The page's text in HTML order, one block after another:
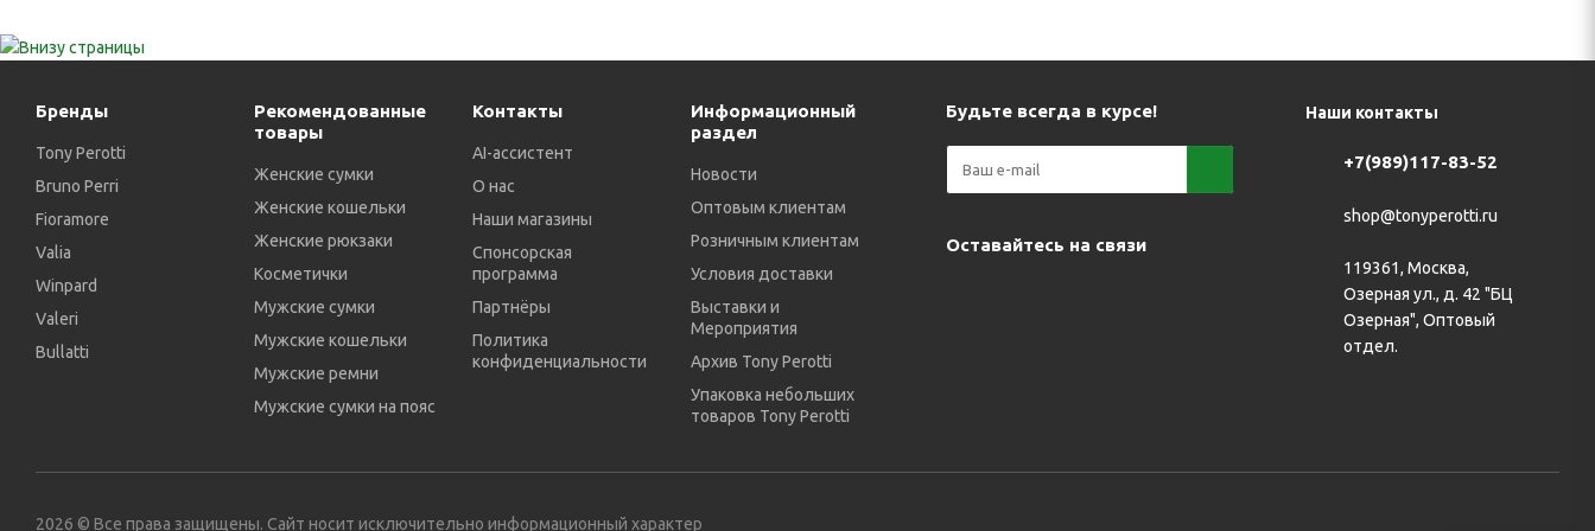
Бренды
Tony Perotti
Bruno Perri
Fioramore
Valia
Winpard
Valeri
Bullatti
Рекомендованные
товары
Женские сумки
Женские кошельки
Женские рюкзаки
Косметички
Мужские сумки
Мужские кошельки
Мужские ремни
Мужские сумки на пояс
Контакты
AI-ассистент
О нас
Наши магазины
Спонсорская
программа
Партнёры
Политика
конфиденциальности
Информационный
раздел
Новости
Оптовым клиентам
Розничным клиентам
Условия доставки
Выставки и
Мероприятия
Архив Tony Perotti
Упаковка небольших
товаров Tony Perotti
Будьте всегда в курсе!
Оставайтесь на связи
Наши контакты
+7(989)117-83-52
shop@tonyperotti.ru
119361, Москва,
Озерная ул., д. 42 "БЦ
Озерная", Оптовый
отдел.
2026 © Все права защищены. Сайт носит исключительно информационный характер